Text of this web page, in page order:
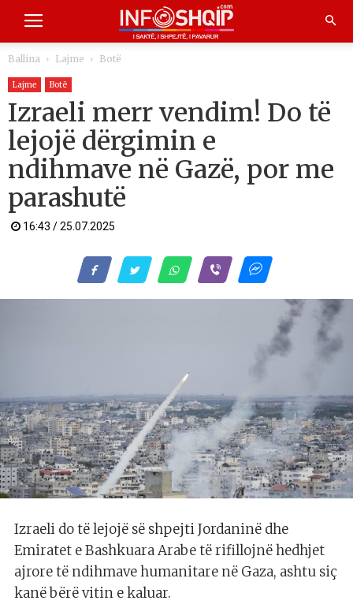
Ballina Lajme Botë
Lajme Botë
Izraeli merr vendim! Do të
lejojë dërgimin e
ndihmave në Gazë, por me
parashutë
16:43 / 25.07.2025
Izraeli do të lejojë së shpejti Jordaninë dhe
Emiratet e Bashkuara Arabe të rifillojnë hedhjet
ajrore të ndihmave humanitare në Gaza, ashtu siç
kanë bërë vitin e kaluar.